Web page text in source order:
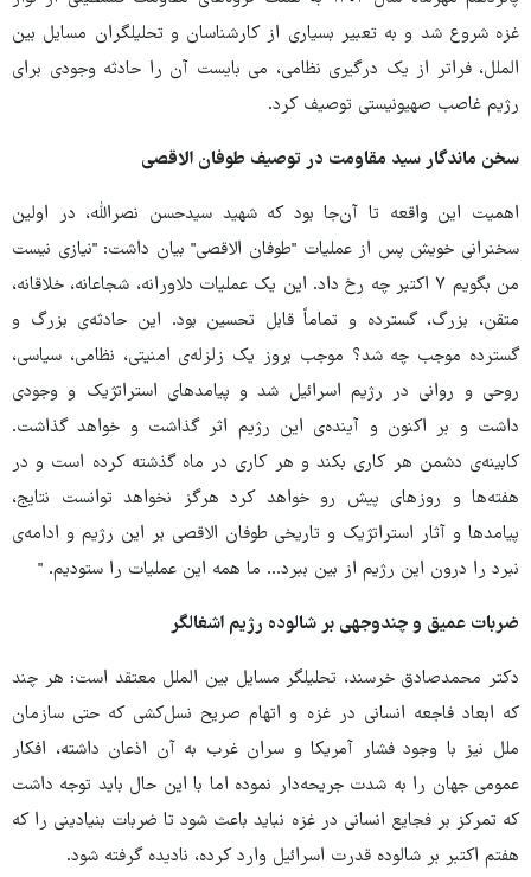
غزه شروع شد و به تعبیر بسیاری از کارشناسان و تحلیلگران مسایل بین
الملل، فراتر از یک درگیری نظامی، می بایست آن را حادثه وجودی برای
رژیم غاصب صهیونیستی توصیف کرد.
سخن ماندگار سید مقاومت در توصیف طوفان الاقصی
اهمیت این واقعه تا آن‌جا بود که شهید سیدحسن نصرالله، در اولین
سخنرانی خویش پس از عملیات "طوفان الاقصی" بیان داشت: "نیازی نیست
من بگویم ۷ اکتبر چه رخ داد. این یک عملیات دلاورانه، شجاعانه، خلاقانه،
متقن، بزرگ، گسترده و تماماً قابل تحسین بود. این حادثه‌ی بزرگ و
گسترده موجب چه شد؟ موجب بروز یک زلزله‌ی امنیتی، نظامی، سیاسی،
روحی و روانی در رژیم اسرائیل شد و پیامدهای استراتژیک و وجودی
داشت و بر اکنون و آینده‌ی این رژیم اثر گذاشت و خواهد گذاشت.
کابینه‌ی دشمن هر کاری بکند و هر کاری در ماه گذشته کرده است و در
هفته‌ها و روزهای پیش رو خواهد کرد هرگز نخواهد توانست نتایج،
پیامدها و آثار استراتژیک و تاریخی طوفان الاقصی بر این رژیم و ادامه‌ی
نبرد را درون این رژیم از بین ببرد... ما همه این عملیات را ستودیم. "
ضربات عمیق و چندوجهی بر شالوده رژیم اشغالگر
دکتر محمدصادق خرسند، تحلیلگر مسایل بین الملل معتقد است: هر چند
که ابعاد فاجعه انسانی در غزه و اتهام صریح نسل‌کشی که حتی سازمان
ملل نیز با وجود فشار آمریکا و سران غرب به آن اذعان داشته، افکار
عمومی جهان را به شدت جریحه‌دار نموده اما با این حال باید توجه داشت
که تمرکز بر فجایع انسانی در غزه نباید باعث شود تا ضربات بنیادینی را که
هفتم اکتبر بر شالوده قدرت اسرائیل وارد کرده، نادیده گرفته شود.